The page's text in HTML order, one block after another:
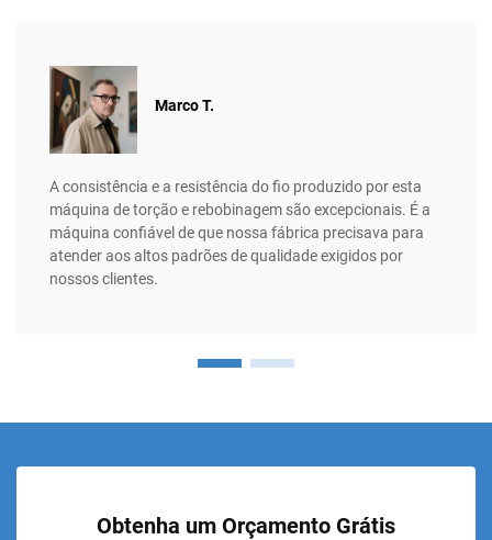
Marco T.
A consistência e a resistência do fio produzido por esta
máquina de torção e rebobinagem são excepcionais. É a
máquina confiável de que nossa fábrica precisava para
atender aos altos padrões de qualidade exigidos por
nossos clientes.
Obtenha um Orçamento Grátis